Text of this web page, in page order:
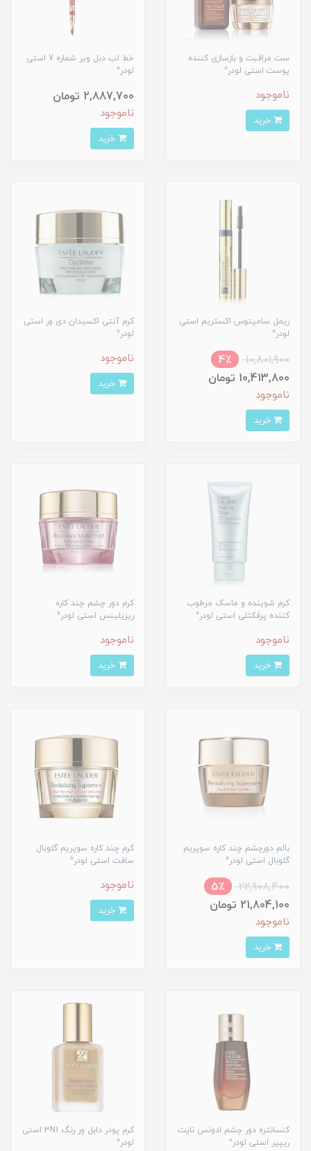
ست مراقبت و بازسازی کننده
پوست استی لودر^
ناموجود
خط لب دبل ویر شماره 7 استی
لودر^
2,887,700 تومان
ناموجود
ریمل سامپتوس اکستریم استی
لودر^
10,801,900
4٪
10,413,800 تومان
ناموجود
کرم آنتی اکسیدان دی ور استی
لودر^
ناموجود
کرم شوینده و ماسک مرطوب
کننده پرفکتلی استی لودر^
ناموجود
کرم دور چشم چند کاره
ریزیلینس استی لودر^
ناموجود
بالم دورچشم چند کاره سوپریم
گلوبال استی لودر^
22,908,400
5٪
21,804,100 تومان
ناموجود
کرم چند کاره سوپریم گلوبال
سافت استی لودر^
ناموجود
کنسانتره دور چشم ادونس نایت
ریپیر استی لودر^
کرم پودر دابل ور رنگ 3N1 استی
لودر^